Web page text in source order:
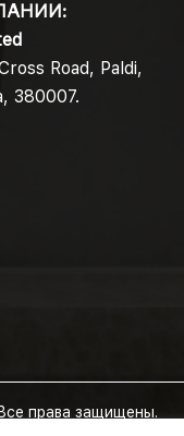
Road, Paldi,
380007.
права защищены.